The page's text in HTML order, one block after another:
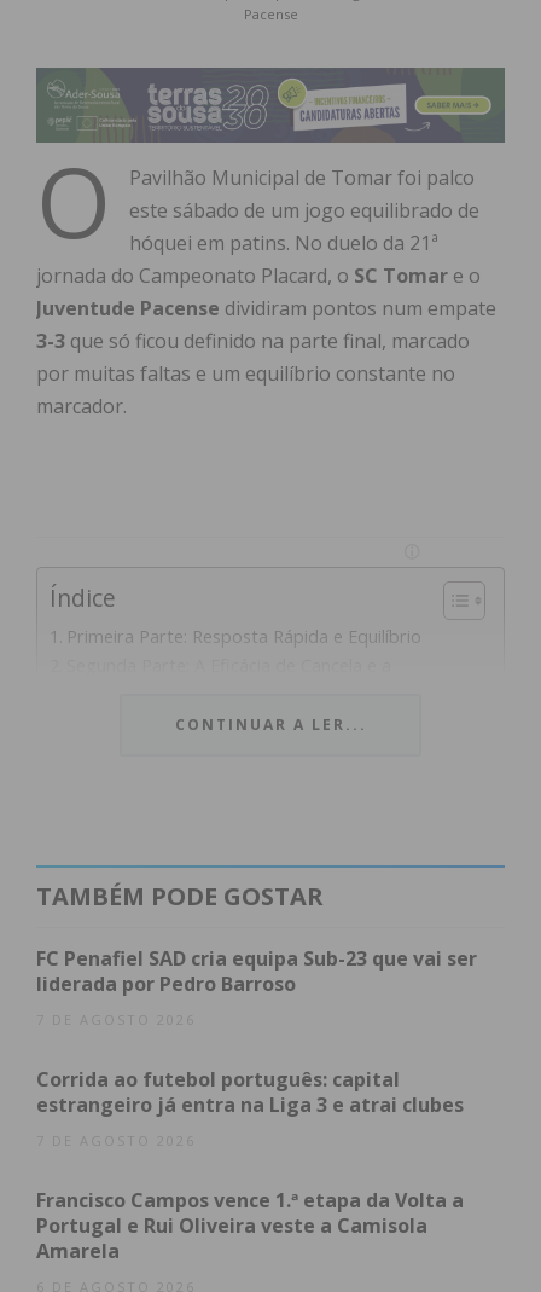
Pacense
O
Pavilhão Municipal de Tomar foi palco
este sábado de um jogo equilibrado de
hóquei em patins. No duelo da 21ª
jornada do Campeonato Placard, o SC Tomar e o
Juventude Pacense dividiram pontos num empate
3-3 que só ficou definido na parte final, marcado
por muitas faltas e um equilíbrio constante no
marcador.
Índice
Primeira Parte: Resposta Rápida e Equilíbrio
O Impacto na Tabela: Luta Direta pelo Play-off
Rápida e Equilíbrio
O jogo começou com ambas as equipas a
estudarem-se e o placar mexeu-se log aos cinco
marcador para a equipa pacense. A vantagem do
Juventude, contudo, não durou muito.
Num curto espaço de tempo o SC Tomar deu a
para restabelecer a igualdade (1-1) aos 17:07 e
apenas 34 segundos depois,Rémi Herman
a reviravolta para a equipa da casa (2-1).
CONTINUAR A LER...
TAMBÉM PODE GOSTAR
FC Penafiel SAD cria equipa Sub-23 que vai ser
liderada por Pedro Barroso
7 DE AGOSTO 2026
Corrida ao futebol português: capital
estrangeiro já entra na Liga 3 e atrai clubes
7 DE AGOSTO 2026
Francisco Campos vence 1.ª etapa da Volta a
Portugal e Rui Oliveira veste a Camisola
Amarela
6 DE AGOSTO 2026